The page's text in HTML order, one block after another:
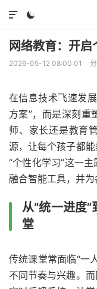


网络教育：开
2026-05-12 08:00:01
在信息技术飞速发
方案”，而是深刻重
师、家长还是教育
源，让每个孩子都
“个性化学习”这一
融合智能工具，并为
从“统一进度
堂
传统课堂常面临“一
不同节奏与兴趣。